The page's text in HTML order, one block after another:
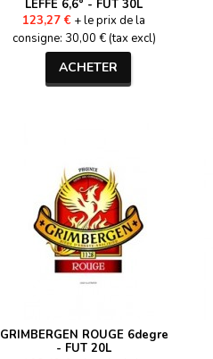
LEFFE 6,6° - FUT 30L
123,27 € + le prix de la
consigne: 30,00 € (tax excl)
ACHETER
GRIMBERGEN ROUGE 6degre
- FUT 20L